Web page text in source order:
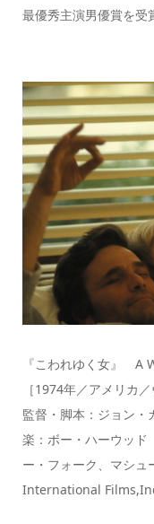
最優秀主演男優賞を受
『こわれゆく女』 A
［1974年／アメリカ
監督・脚本：ジョン
楽：ボー・ハーウッ
ー・フォーク、マシ
International